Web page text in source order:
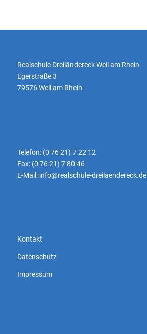
Realschule Dreiländereck Weil am Rhein
Egerstraße 3
79576 Weil am Rhein
Telefon: (0 76 21) 7 22 12
Fax: (0 76 21) 7 80 46
E-Mail: info@realschule-dreilaendereck.de
Kontakt
Datenschutz
Impressum